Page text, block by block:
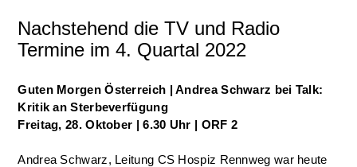
Nachstehend die TV und Radio
Termine im 4. Quartal 2022
Guten Morgen Österreich | Andrea Schwarz bei Talk:
Kritik an Sterbeverfügung
Freitag, 28. Oktober | 6.30 Uhr | ORF 2
Andrea Schwarz, Leitung CS Hospiz Rennweg war heute